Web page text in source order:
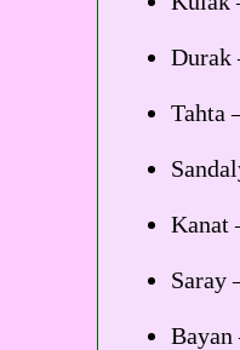
Durak
Tahta
Kanat
Saray